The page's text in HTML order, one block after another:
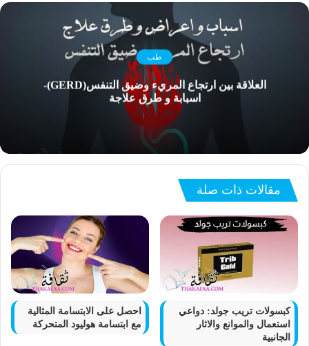
طب
العلاقة بين ارتجاع المريء وضيق التنفس(GERD)-
اسبابة و طرق علاجة
مقالات ذات صلة
كبسولات تريب جولد: دواعي
استعمال والموانع والاثار
الجانبية
احصل على الابتسامة المثالية
مع ابتسامة هوليود المتحركة